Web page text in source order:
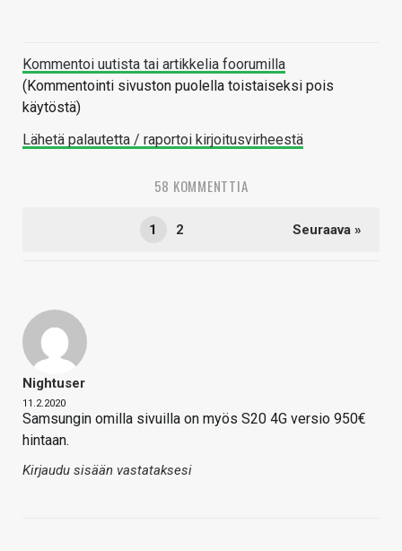
Kommentoi uutista tai artikkelia foorumilla
(Kommentointi sivuston puolella toistaiseksi pois
käytöstä)
Lähetä palautetta / raportoi kirjoitusvirheestä
58 KOMMENTTIA
1 2 Seuraava »
Nightuser
11.2.2020
Samsungin omilla sivuilla on myös S20 4G versio 950€
hintaan.
Kirjaudu sisään vastataksesi